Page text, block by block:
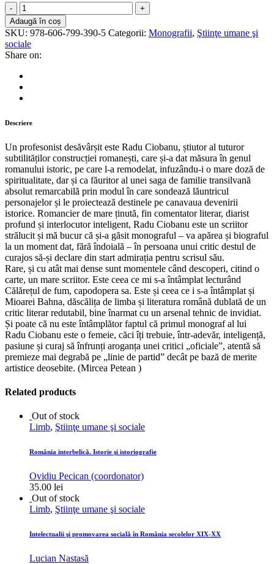
Heraldice
–
în
lumea
cărților
lui
RADU
CIOBANU
quantity
Adaugă în coș
SKU: 978-606-799-390-5 Categorii: Monografii, Ştiinţe umane şi
sociale
Share on:
Descriere
Un profesonist desăvârșit este Radu Ciobanu, știutor al tuturor
subtilităților construcției romanești, care și-a dat măsura în genul
romanului istoric, pe care l-a remodelat, infuzându-i o mare doză de
spiritualitate, dar și ca făuritor al unei saga de familie transilvană
absolut remarcabilă prin modul în care sondează lăuntricul
personajelor și le proiectează destinele pe canavaua devenirii
istorice. Romancier de mare ținută, fin comentator literar, diarist
profund și interlocutor inteligent, Radu Ciobanu este un scriitor
strălucit și mă bucur că și-a găsit monograful – va apărea și biograful
la un moment dat, fără îndoială – în persoana unui critic destul de
curajos să-și declare din start admirația pentru scrisul său.
Rare, și cu atât mai dense sunt momentele când descoperi, citind o
carte, un mare scriitor. Este ceea ce mi s-a întâmplat lecturând
Călărețul de fum, capodopera sa. Este și ceea ce i s-a întâmplat și
Mioarei Bahna, dăscălița de limba și literatura română dublată de un
critic literar redutabil, bine înarmat cu un arsenal tehnic de invidiat.
Și poate că nu este întâmplător faptul că primul monograf al lui
Radu Ciobanu este o femeie, căci îți trebuie, într-adevăr, inteligență,
pasiune și curaj să înfrunți aroganța unei critici „oficiale”, atentă să
premieze mai degrabă pe „linie de partid” decât pe bază de merite
artistice deosebite. (Mircea Petean )
Related products
Out of stock
Limb, Ştiinţe umane şi sociale
România interbelică. Istorie şi istoriografie
Ovidiu Pecican (coordonator)
35.00 lei
Out of stock
Limb, Ştiinţe umane şi sociale
Intelectualii şi promovarea socială în România secolelor XIX-XX
Lucian Nastasă